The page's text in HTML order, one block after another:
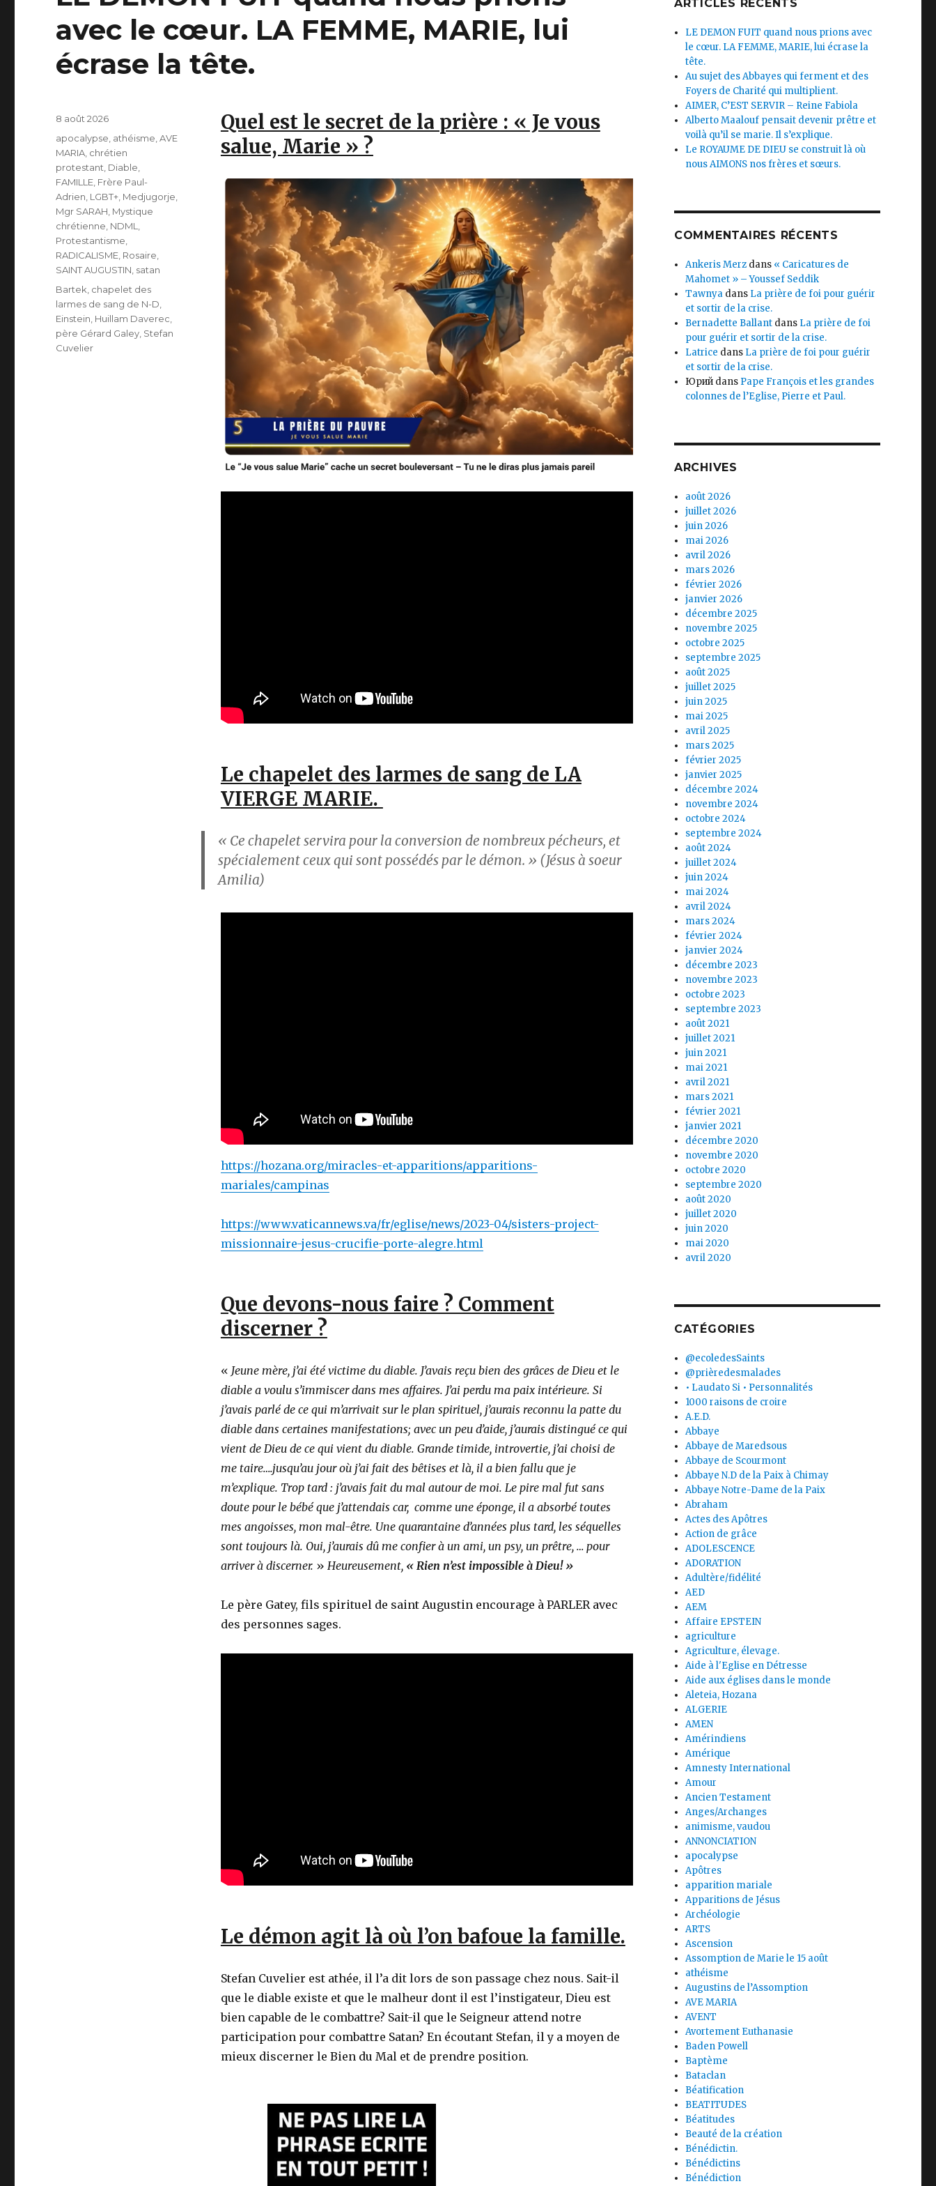
avec le cœur. LA FEMME, MARIE, lui
écrase la tête.
Quel est le secret de la prière : « Je vous
salue, Marie » ?
Le chapelet des larmes de sang de LA
VIERGE MARIE.
« Ce chapelet servira pour la conversion de nombreux pécheurs, et
spécialement ceux qui sont possédés par le démon. » (Jésus à soeur
Amilia)
https://hozana.org/miracles-et-apparitions/apparitions-
mariales/campinas
https://www.vaticannews.va/fr/eglise/news/2023-04/sisters-project-
missionnaire-jesus-crucifie-porte-alegre.html
Que devons-nous faire ? Comment
discerner ?
« Jeune mère, j’ai été victime du diable. J’avais reçu bien des grâces de Dieu et le
diable a voulu s’immiscer dans mes affaires. J’ai perdu ma paix intérieure. Si
j’avais parlé de ce qui m’arrivait sur le plan spirituel, j’aurais reconnu la patte du
diable dans certaines manifestations; avec un peu d’aide, j’aurais distingué ce qui
vient de Dieu de ce qui vient du diable. Grande timide, introvertie, j’ai choisi de
me taire….jusqu’au jour où j’ai fait des bêtises et là, il a bien fallu que je
m’explique. Trop tard : j’avais fait du mal autour de moi. Le pire mal fut sans
doute pour le bébé que j’attendais car, comme une éponge, il a absorbé toutes
mes angoisses, mon mal-être. Une quarantaine d’années plus tard, les séquelles
sont toujours là. Oui, j’aurais dû me confier à un ami, un psy, un prêtre, … pour
arriver à discerner. » Heureusement, « Rien n’est impossible à Dieu! »
Le père Gatey, fils spirituel de saint Augustin encourage à PARLER avec
des personnes sages.
Le démon agit là où l’on bafoue la famille.
Stefan Cuvelier est athée, il l’a dit lors de son passage chez nous. Sait-il
que le diable existe et que le malheur dont il est l’instigateur, Dieu est
bien capable de le combattre? Sait-il que le Seigneur attend notre
participation pour combattre Satan? En écoutant Stefan, il y a moyen de
mieux discerner le Bien du Mal et de prendre position.
Publié
8 août 2026
Catégories
apocalypse athéisme ,AVE
MARIA chrétien
protestant Diable
FAMILLE Frère Paul-
Adrien LGBT+ Medjugorje
Mgr SARAH Mystique
chrétienne NDML
Protestantisme
RADICALISME Rosaire
SAINT AUGUSTIN satan
Étiquettes
Bartek chapelet des
larmes de sang de N-D
Einstein Huillam Daverec
père Gérard Galey Stefan
Cuvelier
ARTICLES RÉCENTS
LE DEMON FUIT quand nous prions avec
le cœur. LA FEMME, MARIE, lui écrase la
tête.
Au sujet des Abbayes qui ferment et des
Foyers de Charité qui multiplient.
AIMER, C’EST SERVIR – Reine Fabiola
Alberto Maalouf pensait devenir prêtre et
voilà qu’il se marie. Il s’explique.
Le ROYAUME DE DIEU se construit là où
nous AIMONS nos frères et sœurs.
COMMENTAIRES RÉCENTS
Ankeris Merz dans « Caricatures de
Mahomet » – Youssef Seddik
Tawnya dans La prière de foi pour guérir
et sortir de la crise.
Bernadette Ballant dans La prière de foi
pour guérir et sortir de la crise.
Latrice dans La prière de foi pour guérir
et sortir de la crise.
Юрий dans Pape François et les grandes
colonnes de l’Eglise, Pierre et Paul.
ARCHIVES
août 2026
juillet 2026
juin 2026
mai 2026
avril 2026
mars 2026
février 2026
janvier 2026
décembre 2025
novembre 2025
octobre 2025
septembre 2025
août 2025
juillet 2025
juin 2025
mai 2025
avril 2025
mars 2025
février 2025
janvier 2025
décembre 2024
novembre 2024
octobre 2024
septembre 2024
août 2024
juillet 2024
juin 2024
mai 2024
avril 2024
mars 2024
février 2024
janvier 2024
décembre 2023
novembre 2023
octobre 2023
septembre 2023
août 2021
juillet 2021
juin 2021
mai 2021
avril 2021
mars 2021
février 2021
janvier 2021
décembre 2020
novembre 2020
octobre 2020
septembre 2020
août 2020
juillet 2020
juin 2020
mai 2020
avril 2020
CATÉGORIES
@ecoledesSaints
@prièredesmalades
• Laudato Si • Personnalités
1000 raisons de croire
A.E.D.
Abbaye
Abbaye de Maredsous
Abbaye de Scourmont
Abbaye N.D de la Paix à Chimay
Abbaye Notre-Dame de la Paix
Abraham
Actes des Apôtres
Action de grâce
ADOLESCENCE
ADORATION
Adultère/fidélité
AED
AEM
Affaire EPSTEIN
agriculture
Agriculture, élevage.
Aide à l'Eglise en Détresse
Aide aux églises dans le monde
Aleteia, Hozana
ALGERIE
AMEN
Amérindiens
Amérique
Amnesty International
Amour
Ancien Testament
Anges/Archanges
animisme, vaudou
ANNONCIATION
apocalypse
Apôtres
apparition mariale
Apparitions de Jésus
Archéologie
ARTS
Ascension
Assomption de Marie le 15 août
athéisme
Augustins de l’Assomption
AVE MARIA
AVENT
Avortement Euthanasie
Baden Powell
Baptème
Bataclan
Béatification
BEATITUDES
Béatitudes
Beauté de la création
Bénédictin.
Bénédictins
Bénédiction